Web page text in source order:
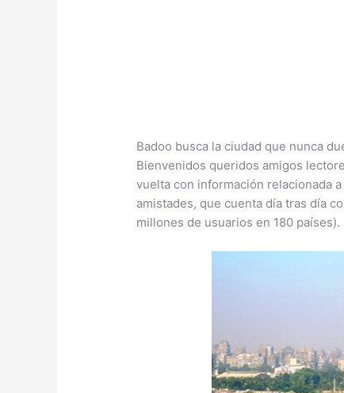
Badoo busca la ciudad que nunca
Bienvenidos queridos amigos
vuelta con información relacionada
amistades, que cuenta día tras día
millones de usuarios en 180 países).